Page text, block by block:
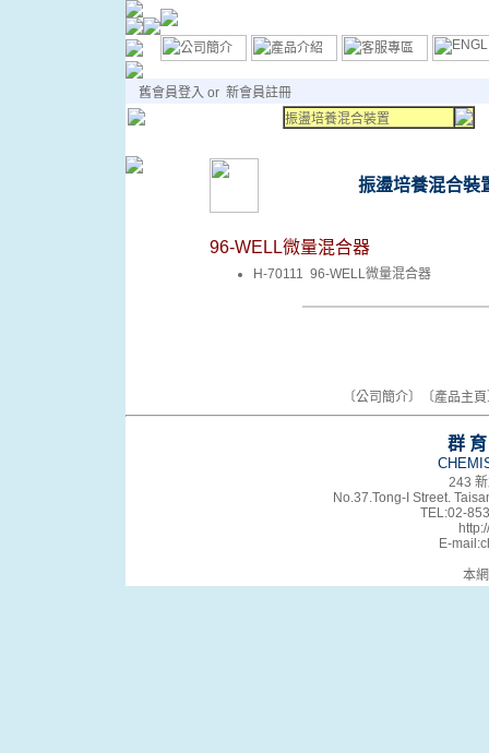
舊會員登入 or 新會員註冊
振盪培養混合裝置
振盪培養混合裝
96-WELL微量混合器
H-70111 96-WELL微量混合器
〔公司簡介〕〔產品主頁
群
243
No.37.Tong-I Street.
TEL:02-
E-
本